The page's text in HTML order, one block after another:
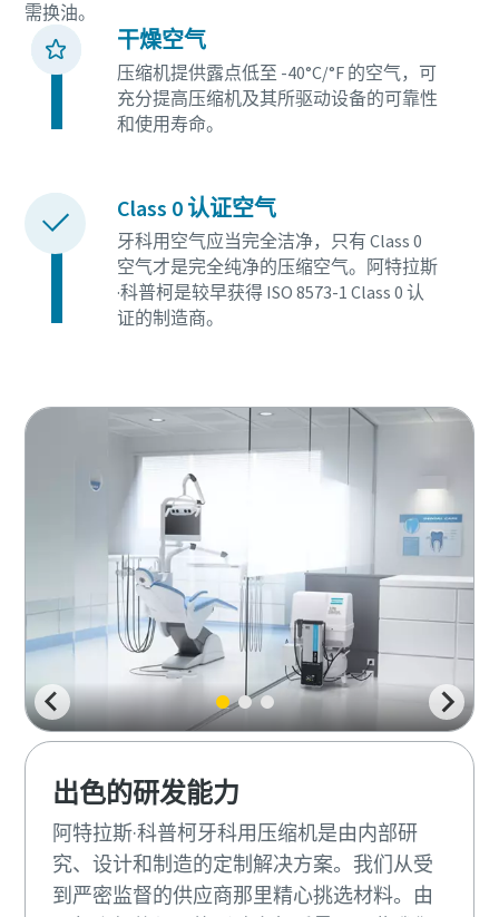
了解详情
需换油。
干燥空气
压缩机提供露点低至 -40°C/°F 的空气，可
充分提高压缩机及其所驱动设备的可靠性
和使用寿命。
Class 0 认证空气
牙科用空气应当完全洁净，只有 Class 0
空气才是完全纯净的压缩空气。阿特拉斯
·科普柯是较早获得 ISO 8573-1 Class 0 认
证的制造商。
出色的研发能力
阿特拉斯·科普柯牙科用压缩机是由内部研
究、设计和制造的定制解决方案。我们从受
到严密监督的供应商那里精心挑选材料。由